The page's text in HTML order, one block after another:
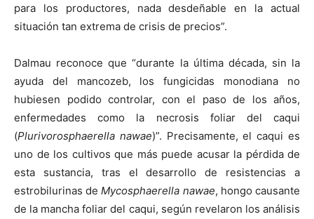
para los productores, nada desdeñable en la actual
situación tan extrema de crisis de precios”.
Dalmau reconoce que “durante la última década, sin la
ayuda del mancozeb, los fungicidas monodiana no
hubiesen podido controlar, con el paso de los años,
enfermedades como la necrosis foliar del caqui
(Plurivorosphaerella nawae)”. Precisamente, el caqui es
uno de los cultivos que más puede acusar la pérdida de
esta sustancia, tras el desarrollo de resistencias a
estrobilurinas deMycosphaerella nawae, hongo causante
de la mancha foliar del caqui, según revelaron los análisis